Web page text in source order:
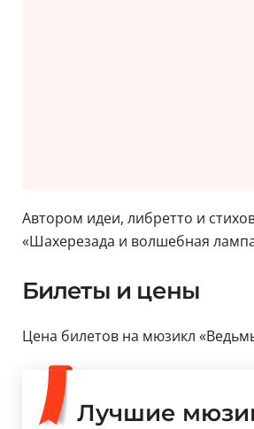
Автором идеи, либретто и
«Шахерезада и волшебная
Билеты и цены
Цена билетов на мюзикл
Лучшие